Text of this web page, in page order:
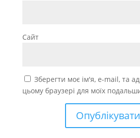
Сайт
Зберегти моє ім'я, e-mail, та
цьому браузері для моїх